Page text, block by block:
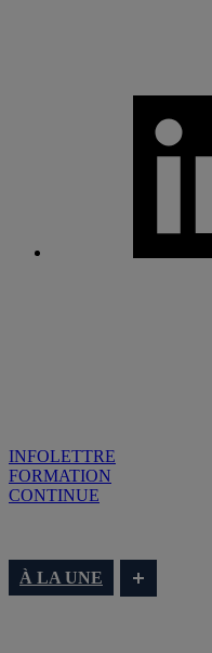
INFOLETTRE
FORMATION
CONTINUE
À LA UNE